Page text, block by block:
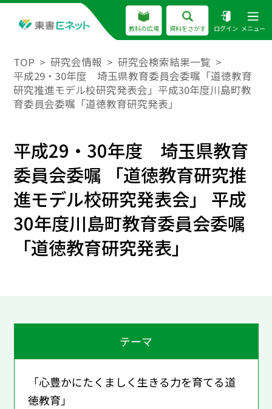
教科の広場 資料をさがす ログイン メニュー
TOP 研究会情報
研究会検索結果一覧
平成29・30年度 埼玉県教育委員会委嘱「道徳教育
研究推進モデル校研究発表会」平成30年度川島町教
育委員会委嘱「道徳教育研究発表」
平成29・30年度 埼玉県教育
委員会委嘱 「道徳教育研究推
進モデル校研究発表会」 平成
30年度川島町教育委員会委嘱
「道徳教育研究発表」
テーマ
「心豊かにたくましく生きる力を育てる道
徳教育」